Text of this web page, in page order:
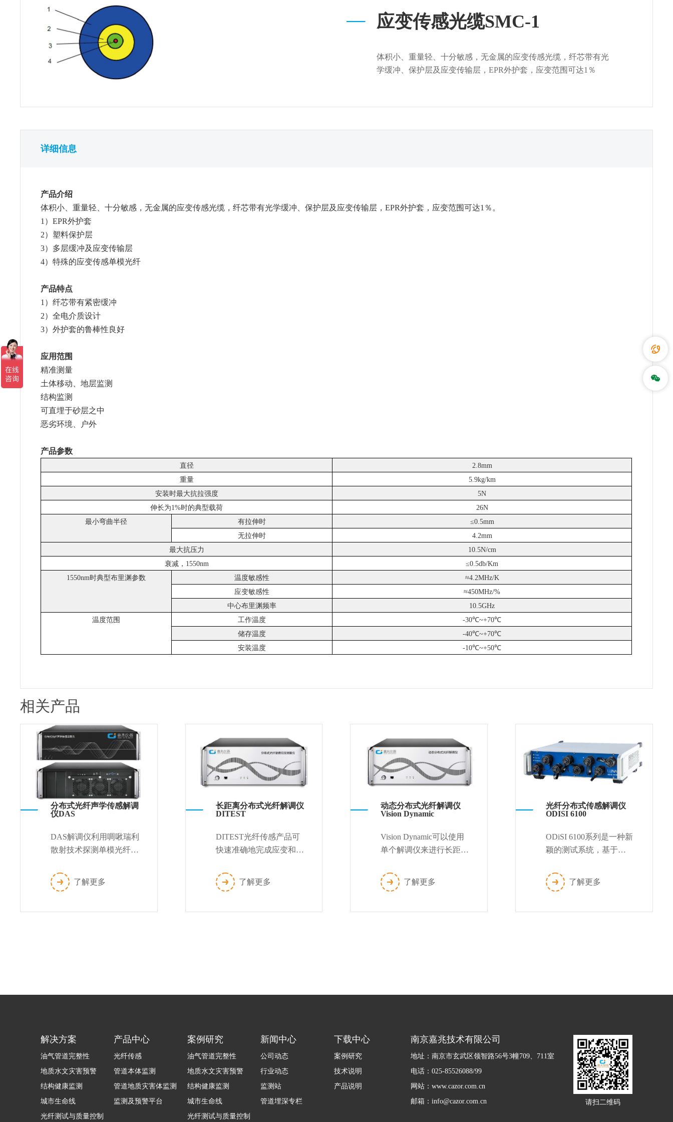
应变传感光缆SMC-1
体积小、重量轻、十分敏感，无金属的应变传感光缆，纤芯带有光
学缓冲、保护层及应变传输层，EPR外护套，应变范围可达1％
详细信息
产品介绍
体积小、重量轻、十分敏感，无金属的应变传感光缆，纤芯带有光学缓冲、保护层及应变传输层，EPR外护套，应变范围可达1％。
1）EPR外护套
2）塑料保护层
3）多层缓冲及应变传输层
4）特殊的应变传感单模光纤
产品特点
1）纤芯带有紧密缓冲
2）全电介质设计
3）外护套的鲁棒性良好
应用范围
精准测量
土体移动、地层监测
结构监测
可直埋于砂层之中
恶劣环境、户外
产品参数
直径
2.8mm
重量
5.9kg/km
安装时最大抗拉强度
5N
伸长为1%时的典型载荷
26N
最小弯曲半径
有拉伸时
≤0.5mm
无拉伸时
4.2mm
最大抗压力
10.5N/cm
衰减， 1550nm
≤0.5db/Km
1550nm时典型布里渊参数
温度敏感性
≈4.2MHz/K
应变敏感性
≈450MHz/%
中心布里渊频率
10.5GHz
温度范围
工作温度
-30℃~+70℃
储存温度
-40℃~+70℃
安装温度
-10℃~+50℃
相关产品
分布式光纤声学传感解调
仪DAS
DAS解调仪利用啁啾瑞利
散射技术探测单模光纤，
周界入侵。可以在高损耗
测试条件下获得高空间分
了解更多
长距离分布式光纤解调仪
DITEST
DITEST光纤传感产品可
快速准确地完成应变和温
设置功能，DITEST测量
系统能很好地适应各种测
了解更多
动态分布式光纤解调仪
Vision Dynamic
Vision Dynamic可以使用
单个解调仪来进行长距离
量。由于采用了专有的测
量技术，它在精度、...
了解更多
光纤分布式传感解调仪
ODISI 6100
ODiSI 6100系列是一种新
颖的测试系统，基于
纤作为传感器，为21世纪
先进材料和复杂结构测
了解更多
解决方案
油气管道完整性
地质水文灾害预警
结构健康监测
城市生命线
光纤测试与质量控制
产品中心
光纤传感
管道本体监测
管道地质灾害体监测
监测及预警平台
案例研究
油气管道完整性
地质水文灾害预警
结构健康监测
城市生命线
光纤测试与质量控制
新闻中心
公司动态
行业动态
监测站
管道埋深专栏
下载中心
案例研究
技术说明
产品说明
请扫二维码
南京嘉兆技术有限公司
地址：南京市玄武区领智路56号3幢709、711室
电话：025-85526088/99
网站：www.cazor.com.cn
邮箱：info@cazor.com.cn